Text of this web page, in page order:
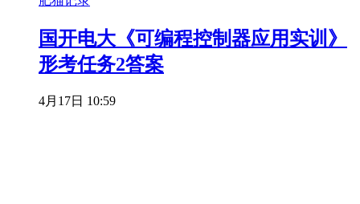
国开电大《可编程控制器应用实训》
形考任务2答案
4月17日 10:59